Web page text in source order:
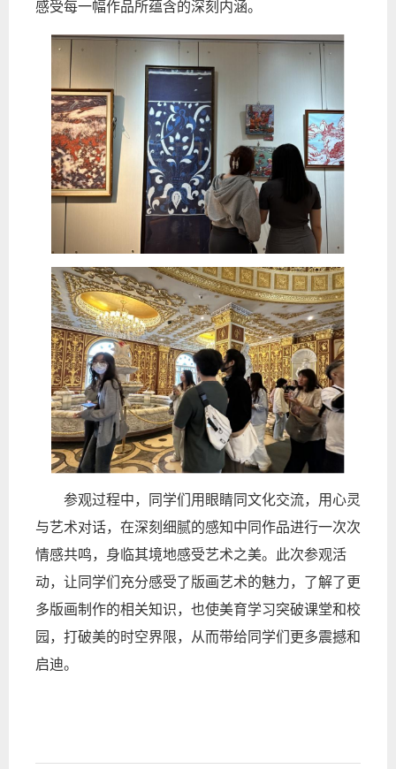
感受每一幅作品所蕴含的深刻内涵。
参观过程中，
同学们用眼睛同文化交流，用心灵
与艺术对话，在深刻细腻的感知中同作品进行一次次
情感共鸣，身临其境地感受艺术之美。此次参观活
动，让同学们充分感受了版画艺术的魅力，了解了更
多版画制作的相关知识，也使美育学习突破课堂和校
园，打破美的时空界限，从而带给同学们更多震撼和
启迪。